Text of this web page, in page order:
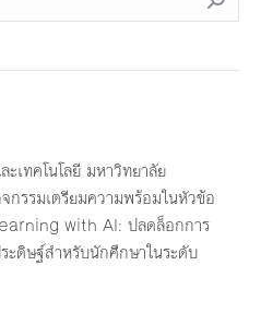
เทคโนโลยี มหาวิทยาลัย
กรรมเตรียมความพร้อมในหัวข้อ
with AI: ปลดล็อกการ
ะดิษฐ์สำหรับนักศึกษาในระดับ